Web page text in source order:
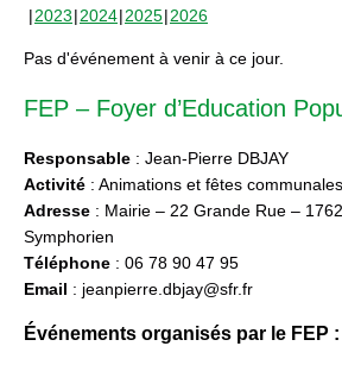
2023 2024 2025 2026
Pas d'événement à venir à ce jour.
FEP – Foyer d’Education
Responsable : Jean-Pierre DBJAY
Activité : Animations et fêtes communales
Adresse : Mairie – 22 Grande Rue –
Symphorien
Téléphone : 06 78 90 47 95
Email : jeanpierre.dbjay@sfr.fr
Événements organisés par le FEP :